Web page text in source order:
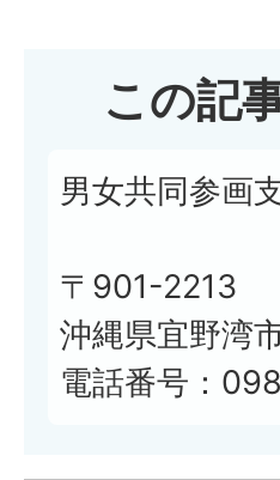
この記
男女共同参画
〒901-2213
沖縄県宜野湾
電話番号：